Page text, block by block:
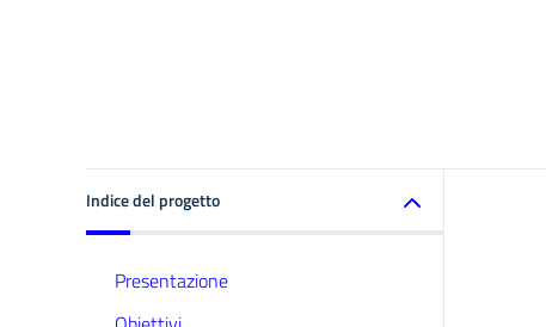
Indice del progetto
Presentazione